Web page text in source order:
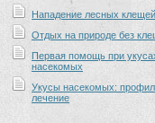
Нападение лесных клещей
Отдых на природе без
Первая помощь при
насекомых
Укусы насекомых:
лечение